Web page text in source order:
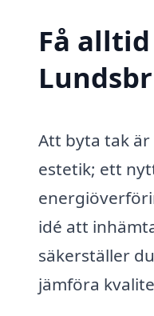
Få
Att byta tak
estetik; ett
idé att
säkerställer
jämföra